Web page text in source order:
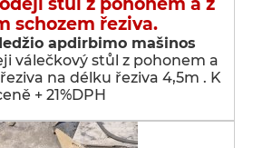
schozem řeziva.
apdirbimo mašinos
válečkový stůl z pohonem a
na délku řeziva 4,5m . K
+ 21%DPH